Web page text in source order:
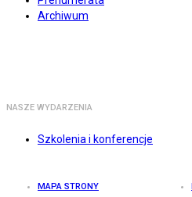
Archiwum
NASZE WYDARZENIA
Szkolenia i konferencje
MAPA STRONY